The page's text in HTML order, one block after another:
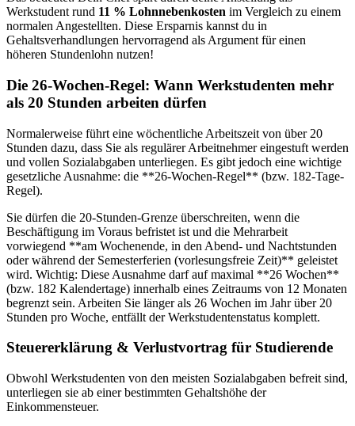
Werkstudent rund 11 % Lohnnebenkosten im Vergleich zu einem
normalen Angestellten. Diese Ersparnis kannst du in
Gehaltsverhandlungen hervorragend als Argument für einen
höheren Stundenlohn nutzen!
Die 26-Wochen-Regel: Wann Werkstudenten mehr
als 20 Stunden arbeiten dürfen
Normalerweise führt eine wöchentliche Arbeitszeit von über 20
Stunden dazu, dass Sie als regulärer Arbeitnehmer eingestuft werden
und vollen Sozialabgaben unterliegen. Es gibt jedoch eine wichtige
gesetzliche Ausnahme: die **26-Wochen-Regel** (bzw. 182-Tage-
Regel).
Sie dürfen die 20-Stunden-Grenze überschreiten, wenn die
Beschäftigung im Voraus befristet ist und die Mehrarbeit
vorwiegend **am Wochenende, in den Abend- und Nachtstunden
oder während der Semesterferien (vorlesungsfreie Zeit)** geleistet
wird. Wichtig: Diese Ausnahme darf auf maximal **26 Wochen**
(bzw. 182 Kalendertage) innerhalb eines Zeitraums von 12 Monaten
begrenzt sein. Arbeiten Sie länger als 26 Wochen im Jahr über 20
Stunden pro Woche, entfällt der Werkstudentenstatus komplett.
Steuererklärung & Verlustvortrag für Studierende
Obwohl Werkstudenten von den meisten Sozialabgaben befreit sind,
unterliegen sie ab einer bestimmten Gehaltshöhe der
Einkommensteuer.